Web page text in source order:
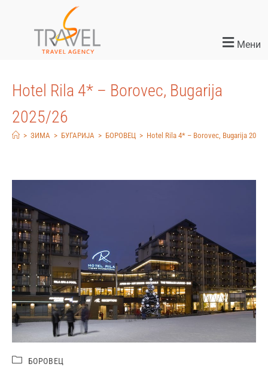
Мени
Hotel Rila 4* – Borovec, Bugarija
2025/26
> ЗИМА > БУГАРИЈА > БОРОВЕЦ > Hotel Rila 4* – Borovec, Bugarija 2025/
БОРОВЕЦ